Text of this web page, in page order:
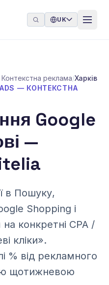
UK
реклама/Харків
— КОНТЕКСТНА
Google
—
в Пошуку,
Shopping і
конкретні CPA /
кліки».
% від рекламного
щотижневою